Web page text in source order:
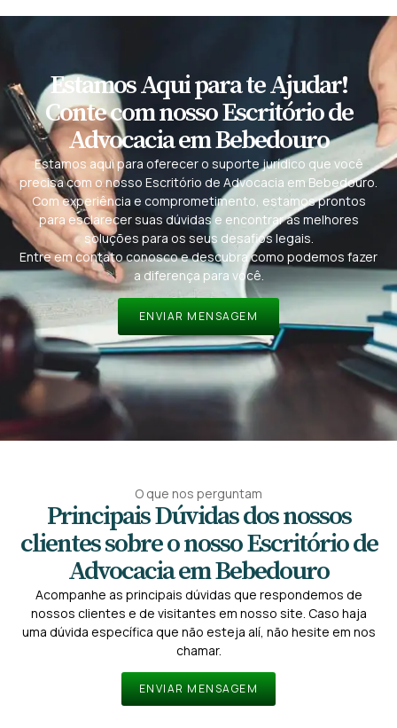
Estamos Aqui para te Ajudar!
Conte com nosso Escritório de
Advocacia em Bebedouro
Estamos aqui para oferecer o suporte jurídico que você
precisa com o nosso Escritório de Advocacia em Bebedouro.
Com experiência e comprometimento, estamos prontos
para esclarecer suas dúvidas e encontrar as melhores
soluções para os seus desafios legais.
Entre em contato conosco e descubra como podemos fazer
a diferença para você.
ENVIAR MENSAGEM
O que nos perguntam
Principais Dúvidas dos nossos
clientes sobre o nosso Escritório de
Advocacia em Bebedouro
Acompanhe as principais dúvidas que respondemos de
nossos clientes e de visitantes em nosso site. Caso haja
uma dúvida específica que não esteja alí, não hesite em nos
chamar.
ENVIAR MENSAGEM